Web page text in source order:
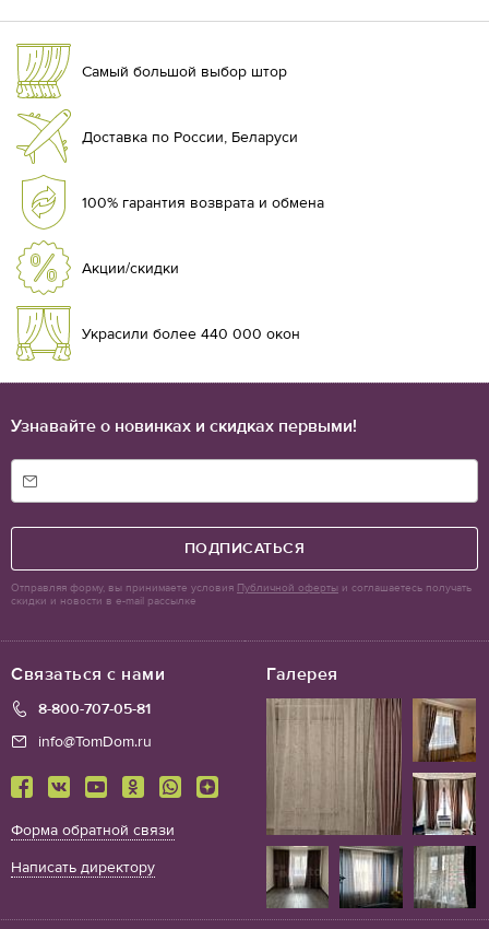
Самый большой выбор штор
Доставка по России, Беларуси
100% гарантия возврата и обмена
Акции/скидки
Украсили более 440 000 окон
Галерея
Связаться с нами
8-800-707-05-81
info@TomDom.ru
Форма обратной связи
Написать директору
Узнавайте о новинках и скидках первыми!
ПОДПИСАТЬСЯ
Отправляя форму, вы принимаете условия Публичной оферты и соглашаетесь получать
скидки и новости в e-mail рассылке